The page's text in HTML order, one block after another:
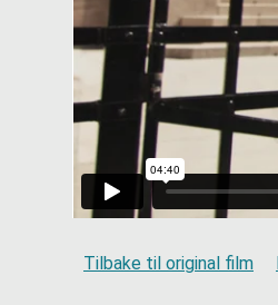
Tilbake til original film